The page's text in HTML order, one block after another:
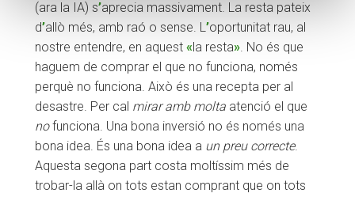
(ara la IA) s’aprecia massivament. La resta pateix
d’allò més, amb raó o sense. L’oportunitat rau, al
nostre entendre, en aquest «la resta». No és que
haguem de comprar el que no funciona, només
perquè no funciona. Això és una recepta per al
desastre. Per cal mirar amb molta atenció el que
nofunciona. Una bona inversió no és només una
bona idea. És una bona idea a un preu correcte.
Aquesta segona part costa moltíssim més de
trobar-la allà on tots estan comprant que on tots